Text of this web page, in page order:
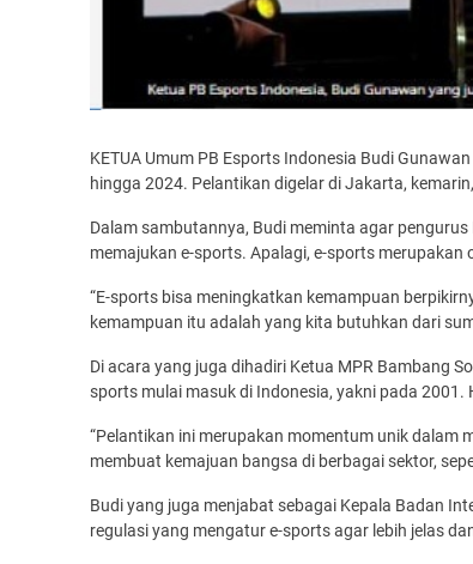
KETUA Umum PB Esports ­Indonesia Budi
hingga 2024. Pelantikan digelar di Jakarta,
Dalam sambutannya, Budi ­meminta agar
memajukan e-sports. Apalagi, e-sports
“E-sports bisa meningkatkan kemampuan
kemampuan itu adalah yang kita butuhkan dari
Di acara yang juga dihadiri Ketua MPR Bambang
sports mulai masuk di Indonesia, yakni pada
“Pelantikan ini merupakan ­momentum unik dalam
membuat ­kemajuan bangsa di berbagai sektor,
Budi yang juga menjabat ­sebagai Kepala Badan
regulasi yang mengatur e-sports agar lebih jelas